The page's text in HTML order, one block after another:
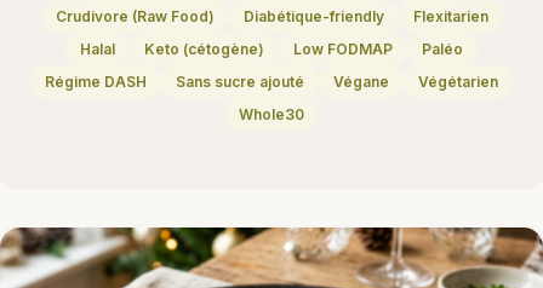
Crudivore (Raw Food)
Diabétique-friendly
Flexitarien
Halal
Keto (cétogène) Low FODMAP
Paléo
Régime DASH
Sans sucre ajouté Végane
Végétarien
Whole30